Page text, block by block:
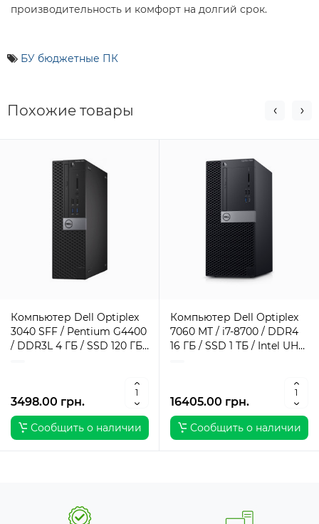
производительность и комфорт на долгий срок.
БУ бюджетные ПК
Похожие товары
Компьютер Dell Optiplex
3040 SFF / Pentium G4400
/ DDR3L 4 ГБ / SSD 120 ГБ /
3498.00 грн.
Сообщить о наличии
Компьютер Dell Optiplex
7060 MT / i7-8700 / DDR4
16 ГБ / SSD 1 ТБ / Intel UHD
16405.00 грн.
Сообщить о наличии